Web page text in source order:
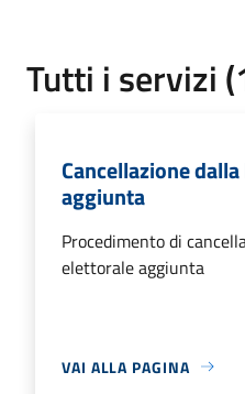
Tutti i servizi
Cancellazione
aggiunta
Procedimento di
elettorale aggiunta
VAI ALLA PAGINA